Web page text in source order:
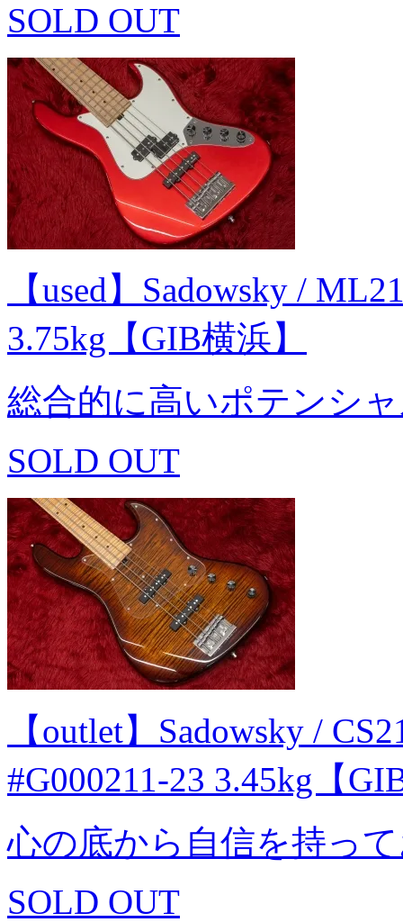
SOLD OUT
【used】Sadowsky /
3.75kg【GIB横浜】
総合的に高いポテンシ
SOLD OUT
【outlet】Sadowsky /
#G000211-23 3.45kg【
心の底から自信を持っ
SOLD OUT